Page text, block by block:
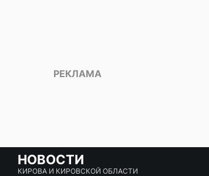
НОВОСТИ
КИРОВА И КИРОВСКОЙ ОБЛАСТИ